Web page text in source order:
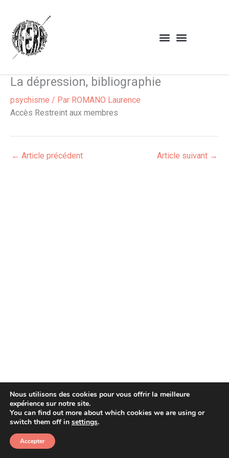
contenu
La dépression, bibliographie
psychisme / Par ROMANO Laurence
Accès Restreint aux membres
← Article précédent Article suivant →
Copyright © 2026 Afera
Nous utilisons des cookies pour vous offrir la meilleure
expérience sur notre site.
You can find out more about which cookies we are using or
switch them off in settings.
Accepter